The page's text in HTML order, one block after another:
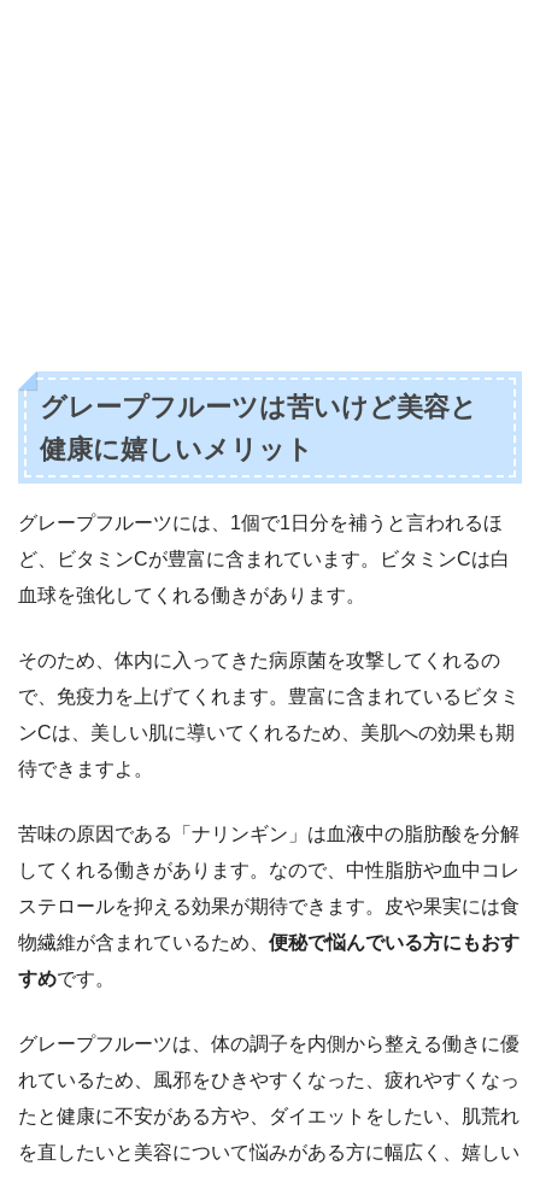
グレープフルーツは苦いけど美容と
健康に嬉しいメリット
グレープフルーツには、1個で1日分を補うと言われるほ
ど、ビタミンCが豊富に含まれています。ビタミンCは白
血球を強化してくれる働きがあります。
そのため、体内に入ってきた病原菌を攻撃してくれるの
で、免疫力を上げてくれます。豊富に含まれているビタミ
ンCは、美しい肌に導いてくれるため、美肌への効果も期
待できますよ。
苦味の原因である「ナリンギン」は血液中の脂肪酸を分解
してくれる働きがあります。なので、中性脂肪や血中コレ
ステロールを抑える効果が期待できます。皮や果実には食
物繊維が含まれているため、 便秘で悩んでいる方にもおす
すめです。
グレープフルーツは、体の調子を内側から整える働きに優
れているため、風邪をひきやすくなった、疲れやすくなっ
たと健康に不安がある方や、ダイエットをしたい、肌荒れ
を直したいと美容について悩みがある方に幅広く、嬉しい